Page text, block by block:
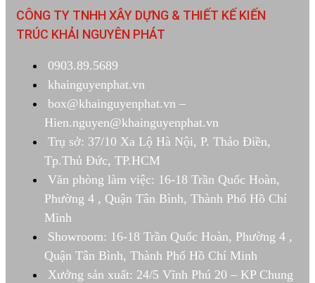
CÔNG TY TNHH XÂY DỰNG & THIẾT KẾ KIẾN
TRÚC KHẢI NGUYÊN PHÁT
0903.89.5689
khainguyenphat.vn
box@khainguyenphat.vn –
Hien.nguyen@khainguyenphat.vn
Trụ sở: 37/10 Xa Lộ Hà Nội, P. Thảo Điền,
Tp.Thủ Đức, TP.HCM
Văn phòng làm việc: 16-18 Trần Quốc Hoàn,
Phường 4 , Quận Tân Bình, Thành Phố Hồ Chí
Minh
Showroom: 16-18 Trần Quốc Hoàn, Phường 4 ,
Quận Tân Bình, Thành Phố Hồ Chí Minh
Xưởng sản xuất: 24/5 Vĩnh Phú 20 – KP Chung